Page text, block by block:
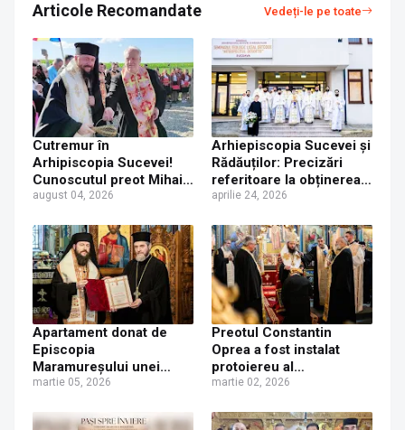
Articole Recomandate Vedeți-le pe toate
Cutremur în
Arhipiscopia Sucevei!
Cunoscutul preot Mihai
Fediuc din Rădăuți a
Creștină Ortodoxă
Valahă. ÎPS Calinic
anunță că îi pregătește
judecata canonică
august 04, 2026
Arhiepiscopia Sucevei și
Rădăuților: Precizări
referitoare la obținerea
arhiereștii binecuvântări
Seminarul Teologic
Liceal Ortodox
„Mitropolitul Dosoftei”
Suceava, sesiunea 2026
aprilie 24, 2026
Apartament donat de
Episcopia
Maramureșului unei
familii cu trei copii
inundațiile din Broșteni
martie 05, 2026
Preotul Constantin
Oprea a fost instalat
protoiereu al
Protopopiatului Rădăuți
martie 02, 2026